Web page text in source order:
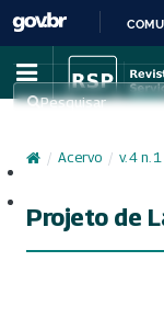
Pesquisar
/ Acervo / v. 4 n.
Projeto de